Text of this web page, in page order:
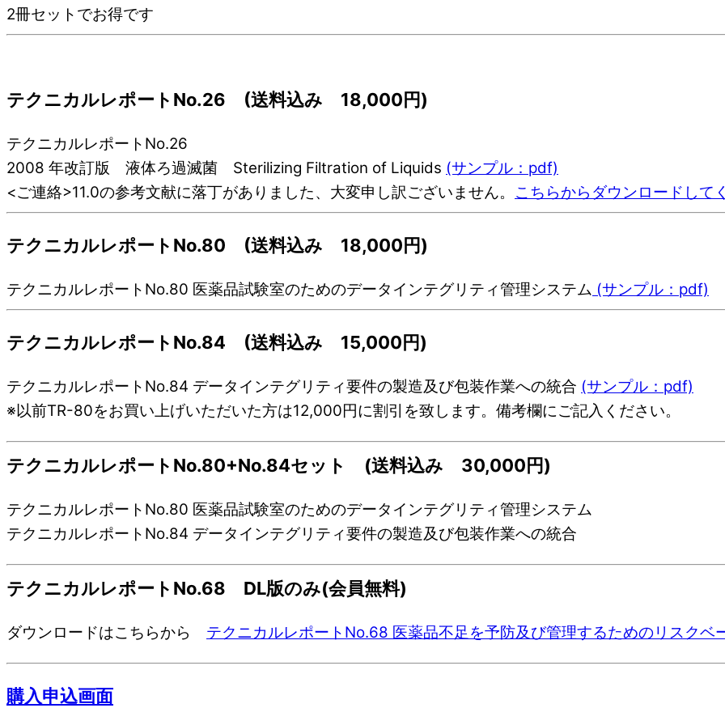
2冊セットでお得です
テクニカルレポートNo.26 (送料込み 18,000円)
テクニカルレポートNo.26
2008 年改訂版 液体ろ過滅菌 Sterilizing Filtration of Liquids (サンプル：pdf)
<ご連絡>11.0の参考文献に落丁がありました、大変申し訳ございません。 こちらからダウンロードして
テクニカルレポートNo.80 (送料込み 18,000円)
テクニカルレポートNo.80 医薬品試験室のためのデータインテグリティ管理システム (サンプル：pdf)
テクニカルレポートNo.84 (送料込み 15,000円)
テクニカルレポートNo.84 データインテグリティ要件の製造及び包装作業への統合 (サンプル：pdf)
※以前TR-80をお買い上げいただいた方は12,000円に割引を致します。備考欄にご記入ください。
テクニカルレポートNo.80+No.84セット (送料込み 30,000円)
テクニカルレポートNo.80 医薬品試験室のためのデータインテグリティ管理システム
テクニカルレポートNo.84 データインテグリティ要件の製造及び包装作業への統合
テクニカルレポートNo.68 DL版のみ(会員無料)
ダウンロードはこちらから テクニカルレポートNo.68 医薬品不足を予防及び管理するためのリスクベ
購入申込画面